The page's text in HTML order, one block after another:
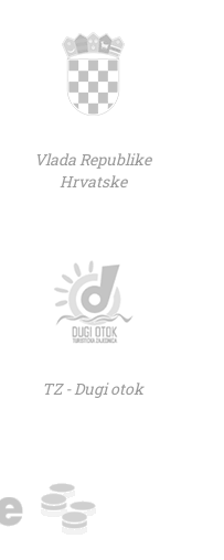
Vlada Republike
Hrvatske
TZ - Dugi otok